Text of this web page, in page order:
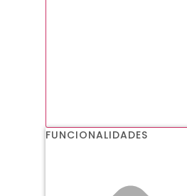
FUNCIONALIDADES